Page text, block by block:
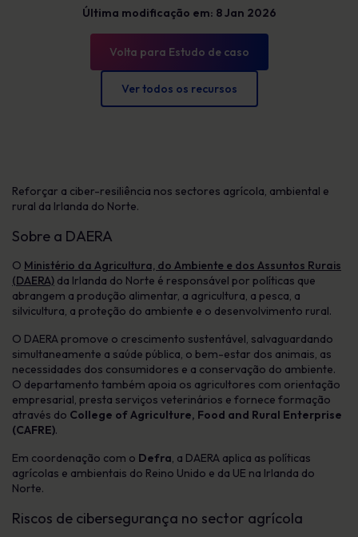
Última modificação em: 8 Jan 2026
Volta para Estudo de caso
Ver todos os recursos
Reforçar a ciber-resiliência nos sectores agrícola, ambiental e
rural da Irlanda do Norte.
Sobre a DAERA
O Ministério da Agricultura, do Ambiente e dos Assuntos Rurais
(DAERA) da Irlanda do Norte é responsável por políticas que
abrangem a produção alimentar, a agricultura, a pesca, a
silvicultura, a proteção do ambiente e o desenvolvimento rural.
O DAERA promove o crescimento sustentável, salvaguardando
simultaneamente a saúde pública, o bem-estar dos animais, as
necessidades dos consumidores e a conservação do ambiente.
O departamento também apoia os agricultores com orientação
empresarial, presta serviços veterinários e fornece formação
através do College of Agriculture, Food and Rural Enterprise
(CAFRE).
Em coordenação com o Defra, a DAERA aplica as políticas
agrícolas e ambientais do Reino Unido e da UE na Irlanda do
Norte.
Riscos de cibersegurança no sector agrícola